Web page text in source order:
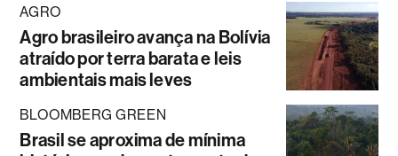
AGRO
Agro brasileiro avança na Bolívia
atraído por terra barata e leis
ambientais mais leves
BLOOMBERG GREEN
Brasil se aproxima de mínima